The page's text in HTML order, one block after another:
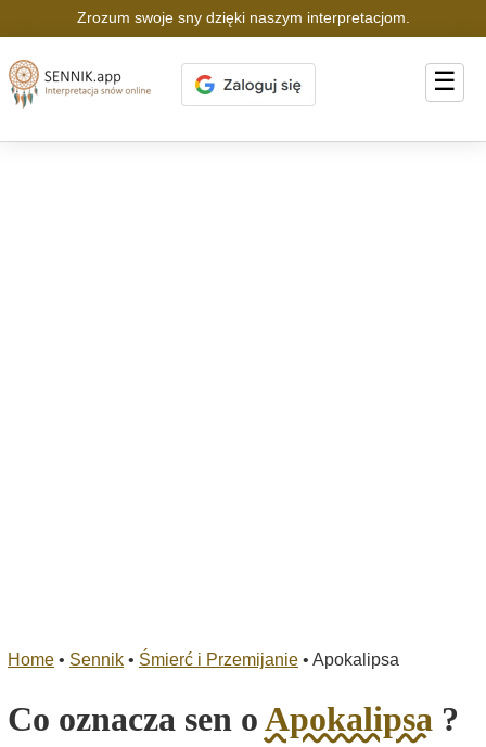
Zrozum swoje sny dzięki naszym interpretacjom.
☰
Home • Sennik • Śmierć i Przemijanie • Apokalipsa
Co oznacza sen oApokalipsa ?